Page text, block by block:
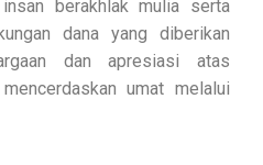
berakhlak mulia serta
dana yang diberikan
dan apresiasi atas
umat melalui